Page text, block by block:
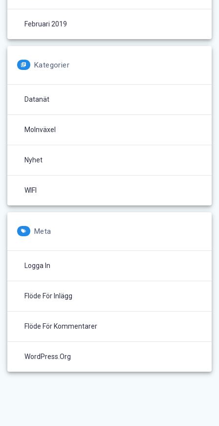
Februari 2019
Kategorier
Datanät
Molnväxel
Nyhet
WIFI
Meta
Logga In
Flöde För Inlägg
Flöde För Kommentarer
WordPress.org